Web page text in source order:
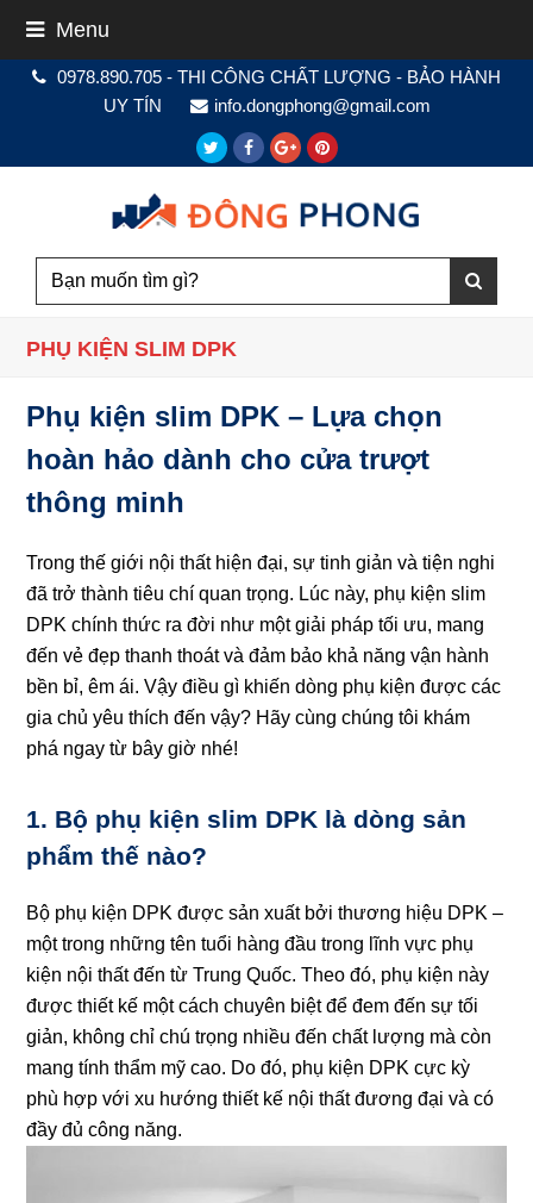
Menu
0978.890.705 - THI CÔNG CHẤT LƯỢNG - BẢO HÀNH
UY TÍN
info.dongphong@gmail.com
TwitterFacebook
GooglePinterest
PHỤ KIỆN SLIM DPK
Phụ kiện slim DPK – Lựa chọn
hoàn hảo dành cho cửa trượt
thông minh
Trong thế giới nội thất hiện đại, sự tinh giản và tiện nghi
đã trở thành tiêu chí quan trọng. Lúc này, phụ kiện slim
DPK chính thức ra đời như một giải pháp tối ưu, mang
đến vẻ đẹp thanh thoát và đảm bảo khả năng vận hành
bền bỉ, êm ái. Vậy điều gì khiến dòng phụ kiện được các
gia chủ yêu thích đến vậy? Hãy cùng chúng tôi khám
phá ngay từ bây giờ nhé!
1. Bộ phụ kiện slim DPK là dòng sản
phẩm thế nào?
Bộ phụ kiện DPK được sản xuất bởi thương hiệu DPK –
một trong những tên tuổi hàng đầu trong lĩnh vực phụ
kiện nội thất đến từ Trung Quốc. Theo đó, phụ kiện này
được thiết kế một cách chuyên biệt để đem đến sự tối
giản, không chỉ chú trọng nhiều đến chất lượng mà còn
mang tính thẩm mỹ cao. Do đó, phụ kiện DPK cực kỳ
phù hợp với xu hướng thiết kế nội thất đương đại và có
đầy đủ công năng.